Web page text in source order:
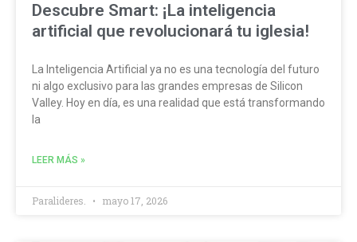
Descubre Smart: ¡La inteligencia
artificial que revolucionará tu iglesia!
La Inteligencia Artificial ya no es una tecnología del futuro
ni algo exclusivo para las grandes empresas de Silicon
Valley. Hoy en día, es una realidad que está transformando
la
LEER MÁS »
Paralideres. mayo 17, 2026